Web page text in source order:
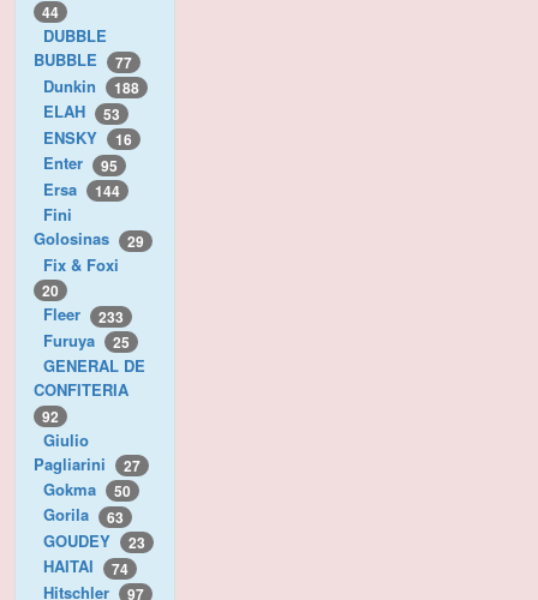
44
DUBBLE
BUBBLE
77
Dunkin 188
ELAH 53
ENSKY 16
Enter 95
Ersa 144
Fini
Golosinas
29
Fix & Foxi
20
Fleer 233
Furuya 25
GENERAL DE
CONFITERIA
92
Giulio
Pagliarini
27
Gokma 50
Gorila 63
GOUDEY 23
HAITAI 74
Hitschler 97